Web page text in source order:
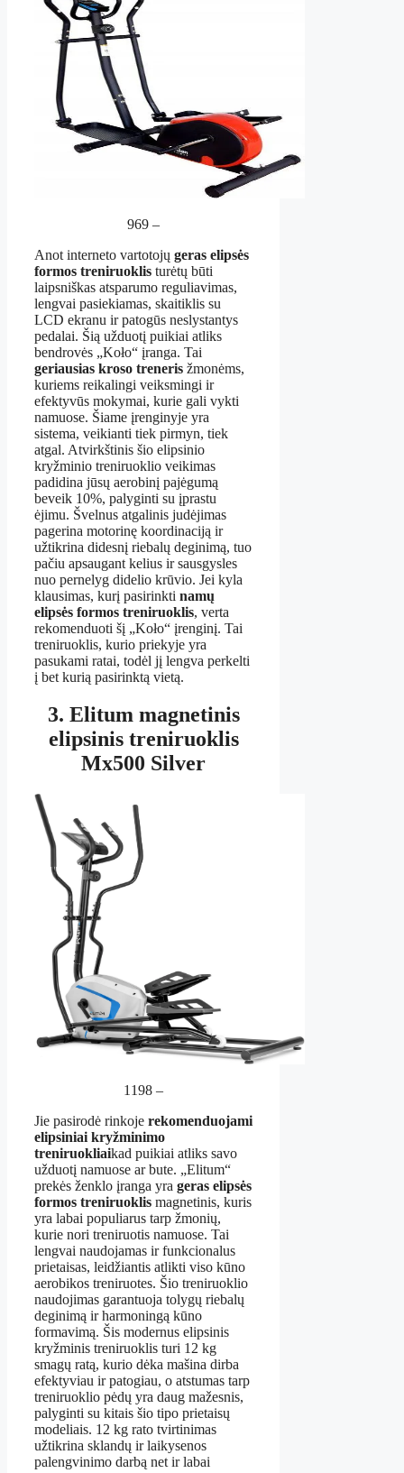
969 –
Anot interneto vartotojų geras elipsės
formos treniruoklis turėtų būti
laipsniškas atsparumo reguliavimas,
lengvai pasiekiamas, skaitiklis su
LCD ekranu ir patogūs neslystantys
pedalai. Šią užduotį puikiai atliks
bendrovės „Koło“ įranga. Tai
geriausias kroso treneris žmonėms,
kuriems reikalingi veiksmingi ir
efektyvūs mokymai, kurie gali vykti
namuose. Šiame įrenginyje yra
sistema, veikianti tiek pirmyn, tiek
atgal. Atvirkštinis šio elipsinio
kryžminio treniruoklio veikimas
padidina jūsų aerobinį pajėgumą
beveik 10%, palyginti su įprastu
ėjimu. Švelnus atgalinis judėjimas
pagerina motorinę koordinaciją ir
užtikrina didesnį riebalų deginimą, tuo
pačiu apsaugant kelius ir sausgysles
nuo pernelyg didelio krūvio. Jei kyla
klausimas, kurį pasirinkti namų
elipsės formos treniruoklis, verta
rekomenduoti šį „Koło“ įrenginį. Tai
treniruoklis, kurio priekyje yra
pasukami ratai, todėl jį lengva perkelti
į bet kurią pasirinktą vietą.
3. Elitum magnetinis
elipsinis treniruoklis
Mx500 Silver
1198 –
Jie pasirodė rinkoje rekomenduojami
elipsiniai kryžminimo
treniruokliaikad puikiai atliks savo
užduotį namuose ar bute. „Elitum“
prekės ženklo įranga yra geras elipsės
formos treniruoklis magnetinis, kuris
yra labai populiarus tarp žmonių,
kurie nori treniruotis namuose. Tai
lengvai naudojamas ir funkcionalus
prietaisas, leidžiantis atlikti viso kūno
aerobikos treniruotes. Šio treniruoklio
naudojimas garantuoja tolygų riebalų
deginimą ir harmoningą kūno
formavimą. Šis modernus elipsinis
kryžminis treniruoklis turi 12 kg
smagų ratą, kurio dėka mašina dirba
efektyviau ir patogiau, o atstumas tarp
treniruoklio pėdų yra daug mažesnis,
palyginti su kitais šio tipo prietaisų
modeliais. 12 kg rato tvirtinimas
užtikrina sklandų ir laikysenos
palengvinimo darbą net ir labai